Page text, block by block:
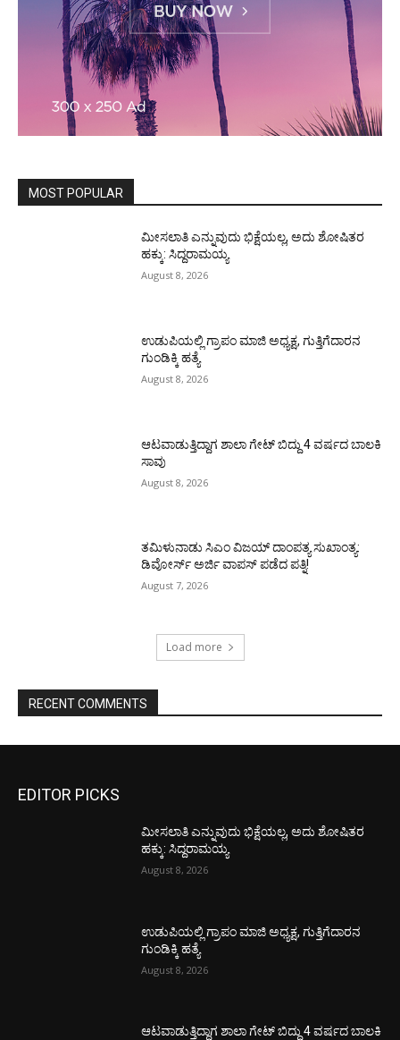
MOST POPULAR
ಮೀಸಲಾತಿ ಎನ್ನುವುದು ಭಿಕ್ಷೆಯಲ್ಲ, ಅದು ಶೋಷಿತರ
ಹಕ್ಕು: ಸಿದ್ದರಾಮಯ್ಯ
August 8, 2026
ಉಡುಪಿಯಲ್ಲಿ ಗ್ರಾಪಂ ಮಾಜಿ ಅಧ್ಯಕ್ಷ, ಗುತ್ತಿಗೆದಾರನ
ಗುಂಡಿಕ್ಕಿ ಹತ್ಯೆ
August 8, 2026
ಆಟವಾಡುತ್ತಿದ್ದಾಗ ಶಾಲಾ ಗೇಟ್‌ ಬಿದ್ದು 4 ವರ್ಷದ ಬಾಲಕಿ
ಸಾವು
August 8, 2026
ತಮಿಳುನಾಡು ಸಿಎಂ ವಿಜಯ್‌ ದಾಂಪತ್ಯ ಸುಖಾಂತ್ಯ:
ಡಿವೋರ್ಸ್‌ ಅರ್ಜಿ ವಾಪಸ್‌ ಪಡೆದ ಪತ್ನಿ!
August 7, 2026
Load more
RECENT COMMENTS
EDITOR PICKS
ಮೀಸಲಾತಿ ಎನ್ನುವುದು ಭಿಕ್ಷೆಯಲ್ಲ, ಅದು ಶೋಷಿತರ
ಹಕ್ಕು: ಸಿದ್ದರಾಮಯ್ಯ
August 8, 2026
ಉಡುಪಿಯಲ್ಲಿ ಗ್ರಾಪಂ ಮಾಜಿ ಅಧ್ಯಕ್ಷ, ಗುತ್ತಿಗೆದಾರನ
ಗುಂಡಿಕ್ಕಿ ಹತ್ಯೆ
August 8, 2026
ಆಟವಾಡುತ್ತಿದ್ದಾಗ ಶಾಲಾ ಗೇಟ್‌ ಬಿದ್ದು 4 ವರ್ಷದ ಬಾಲಕಿ